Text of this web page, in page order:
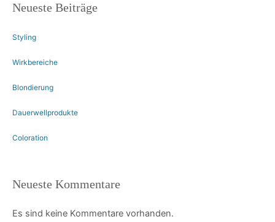
Neueste Beiträge
Styling
Wirkbereiche
Blondierung
Dauerwellprodukte
Coloration
Neueste Kommentare
Es sind keine Kommentare vorhanden.